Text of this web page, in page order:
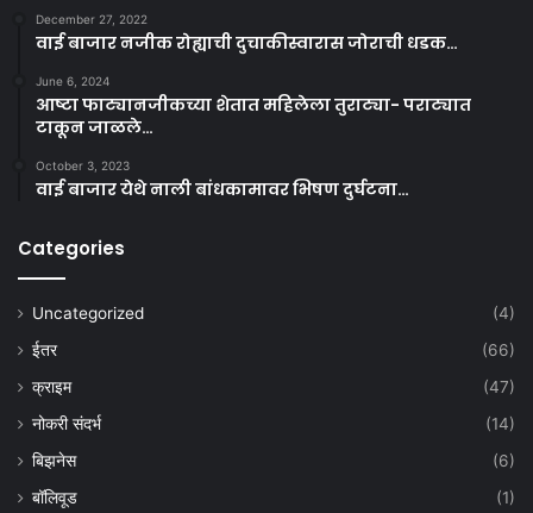
December 27, 2022
वाई बाजार नजीक रोह्याची दुचाकीस्वारास जोराची धडक…
June 6, 2024
आष्टा फाट्यानजीकच्या शेतात महिलेला तुराट्या- पराट्यात
टाकून जाळले…
October 3, 2023
वाई बाजार येथे नाली बांधकामावर भिषण दुर्घटना…
Categories
Uncategorized
(4)
ईतर
(66)
क्राइम
(47)
नोकरी संदर्भ
(14)
बिझनेस
(6)
बॉलिवूड
(1)